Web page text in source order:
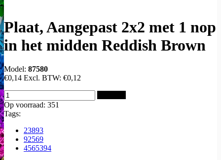
Plaat, Aangepast 2x2 met 1 nop
in het midden Reddish Brown
Model: 87580
€0,14 Excl. BTW: €0,12
Op voorraad: 351
Tags:
23893
92569
4565394